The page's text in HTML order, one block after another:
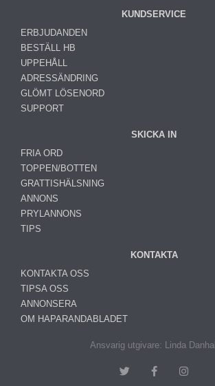
KUNDSERVICE
ERBJUDANDEN
BESTÄLL HB
UPPEHÅLL
ADRESSÄNDRING
GLÖMT LÖSENORD
SUPPORT
SKICKA IN
FRIA ORD
TOPPEN/BOTTEN
GRATTISHÄLSNING
ANNONS
PRYLANNONS
TIPS
KONTAKTA
KONTAKTA OSS
TIPSA OSS
ANNONSERA
OM HAPARANDABLADET
Ansvarig utgivare: Linda Danhall